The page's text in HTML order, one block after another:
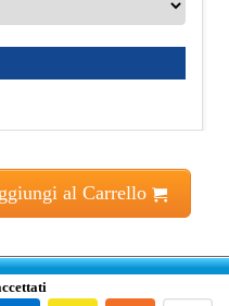
al Carrello